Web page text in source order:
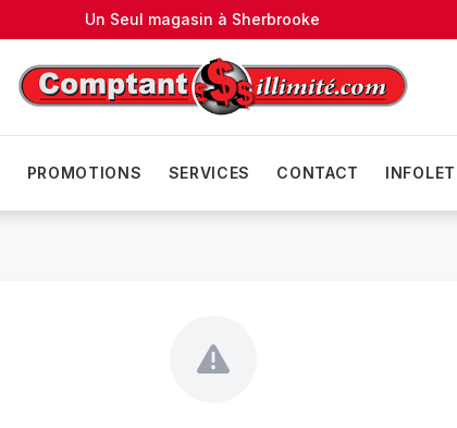
Un Seul magasin à Sherbrooke
PROMOTIONS SERVICES CONTACT